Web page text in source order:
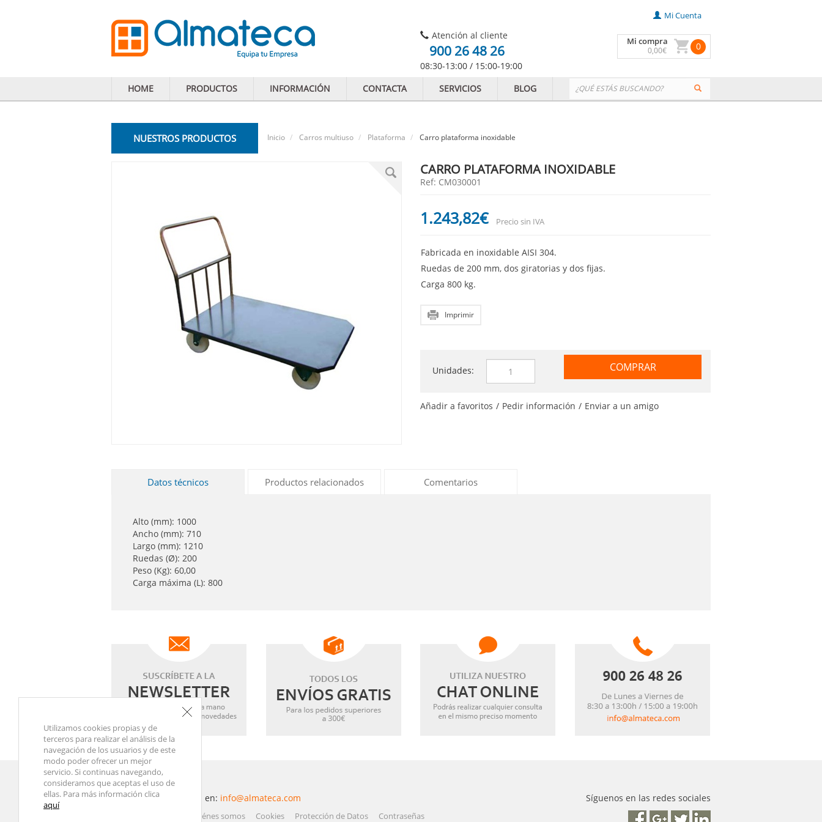
Atención al cliente
900 26 48 26
08:30-13:00 / 15:00-19:00
Mi Cuenta
Mi compra
0,00€ 0
HOME PRODUCTOS INFORMACIÓN CONTACTA SERVICIOS BLOG
NUESTROS PRODUCTOS Inicio Carros multiuso Plataforma Carro plataforma inoxidable
CARRO PLATAFORMA INOXIDABLE
Ref: CM030001
1.243,82€ Precio sin IVA
Fabricada en inoxidable AISI 304.
Ruedas de 200 mm, dos giratorias y dos fijas.
Carga 800 kg.
Imprimir
Unidades: COMPRAR
Añadir a favoritos / Pedir información / Enviar a un amigo
Datos técnicos Productos relacionados Comentarios
Alto (mm): 1000
Ancho (mm): 710
Largo (mm): 1210
Ruedas (Ø): 200
Peso (Kg): 60,00
Carga máxima (L): 800
Contacta con nosotros en: info@almateca.com
Quiénes somos Cookies Protección de Datos Contraseñas
Síguenos en las redes sociales
Utilizamos cookies propias y de
terceros para realizar el análisis de la
navegación de los usuarios y de este
modo poder ofrecer un mejor
servicio. Si continuas navegando,
consideramos que aceptas el uso de
ellas. Para más información clica
aquí